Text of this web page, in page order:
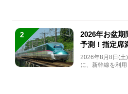
2
2026年お盆期
予測！指定席
急券も解説
2026年8月8日(土
に、新幹線を利